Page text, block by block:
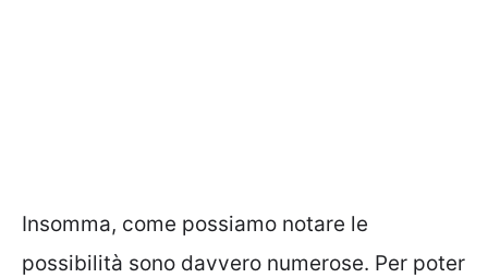
Insomma, come possiamo notare le
possibilità sono davvero numerose. Per poter